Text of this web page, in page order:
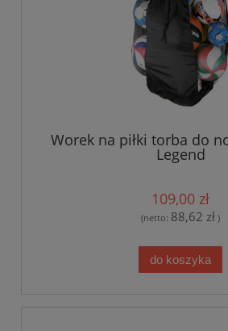
Worek na piłki torba do
Legend
109,00 zł
(netto: 88,62 zł )
do koszyka